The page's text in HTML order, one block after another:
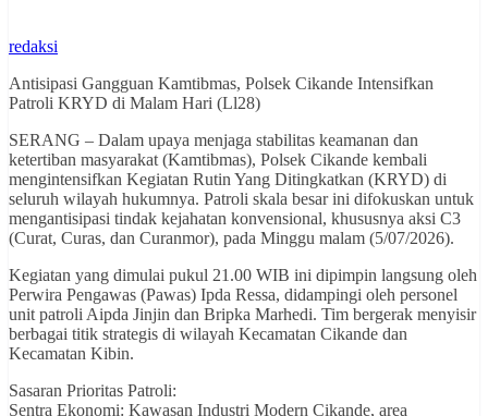
redaksi
Antisipasi Gangguan Kamtibmas, Polsek Cikande Intensifkan
Patroli KRYD di Malam Hari (Ll28)
SERANG – Dalam upaya menjaga stabilitas keamanan dan
ketertiban masyarakat (Kamtibmas), Polsek Cikande kembali
mengintensifkan Kegiatan Rutin Yang Ditingkatkan (KRYD) di
seluruh wilayah hukumnya. Patroli skala besar ini difokuskan untuk
mengantisipasi tindak kejahatan konvensional, khususnya aksi C3
(Curat, Curas, dan Curanmor), pada Minggu malam (5/07/2026).
​Kegiatan yang dimulai pukul 21.00 WIB ini dipimpin langsung oleh
Perwira Pengawas (Pawas) Ipda Ressa, didampingi oleh personel
unit patroli Aipda Jinjin dan Bripka Marhedi. Tim bergerak menyisir
berbagai titik strategis di wilayah Kecamatan Cikande dan
Kecamatan Kibin.
​Sasaran Prioritas Patroli:
​Sentra Ekonomi: Kawasan Industri Modern Cikande, area